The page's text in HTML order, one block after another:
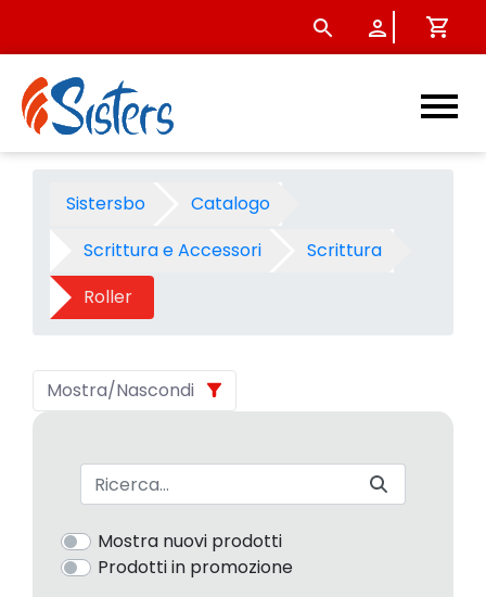
Roller - Categoria -
Sistersbo
Catalogo
Scrittura e Accessori
Scrittura
Roller
Mostra/Nascondi
Barra di ricerca
Mostra nuovi prodotti
Prodotti in promozione